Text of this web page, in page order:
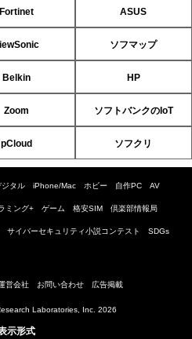
Fortinet ASUS
ソフマップ
Belkin HP
Zoom ソフトバンクのIoT
pCloud ソフクリ
ジタル iPhone/Mac ホビー 自作PC AV
ミング+ ゲーム 格安SIM 倶楽部情報局
サイバーセキュリティ小説コンテスト SDGs
営会社 お問い合わせ 広告掲載
Laboratories, Inc. 2026
示形式